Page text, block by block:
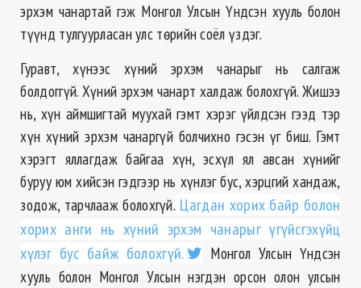
эрхэм чанартай гэж Монгол Улсын Үндсэн хууль болон
түүнд тулгуурласан улс төрийн соёл үздэг.
Гуравт, хүнээс хүний эрхэм чанарыг нь салгаж
болдоггүй. Хүний эрхэм чанарт халдаж болохгүй. Жишээ
нь, хүн аймшигтай муухай гэмт хэрэг үйлдсэн гээд тэр
хүн хүний эрхэм чанаргүй болчихно гэсэн үг биш. Гэмт
хэрэгт яллагдаж байгаа хүн, эсхүл ял авсан хүнийг
буруу юм хийсэн гэдгээр нь хүнлэг бус, хэрцгий хандаж,
зодож, тарчлааж болохгүй. Цагдан хорих байр болон
хорих анги нь хүний эрхэм чанарыг үгүйсгэхүйц
хүлэг бус байж болохгүй.
Монгол Улсын Үндсэн
хууль болон Монгол Улсын нэгдэн орсон олон улсын